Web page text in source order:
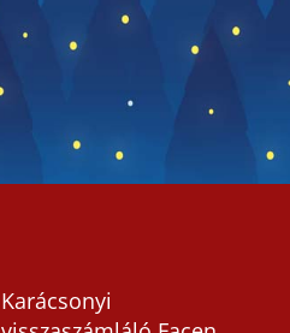
Karácsonyi